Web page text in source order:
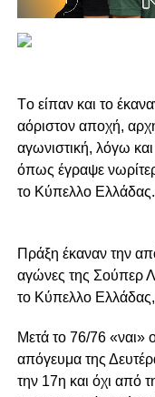
Το είπαν και το
αόριστον αποχή,
αγωνιστική, λόγω
όπως έγραψε
το Κύπελλο Ελλάδας.
Πράξη έκαναν την
αγώνες της Σούπερ
το Κύπελλο Ελλάδας,
Μετά το 76/76 «ναι»
απόγευμα της
την 17η και όχι από